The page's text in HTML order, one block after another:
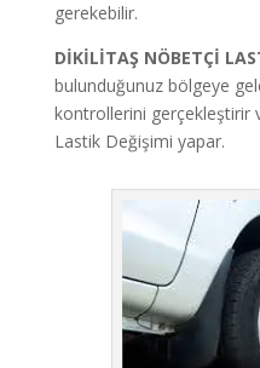
gerekebilir.
DİKİLİTAŞ NÖBETÇİ
bulunduğunuz bölgeye
kontrollerini gerçekleştirir
Lastik Değişimi yapar.